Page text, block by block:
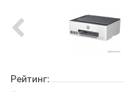
Рейтинг: